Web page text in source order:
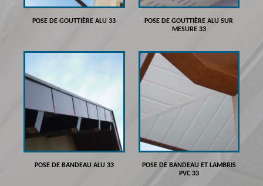
POSE DE GOUTTIÈRE ALU 33
POSE DE GOUTTIÈRE ALU SUR
MESURE 33
POSE DE BANDEAU ALU 33
POSE DE BANDEAU ET LAMBRIS
PVC 33